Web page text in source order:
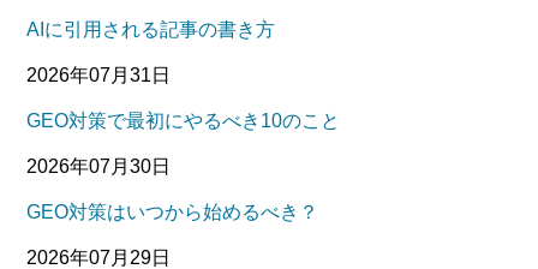
AIに引用される記事の書き方
2026年07月31日
GEO対策で最初にやるべき10のこと
2026年07月30日
GEO対策はいつから始めるべき？
2026年07月29日